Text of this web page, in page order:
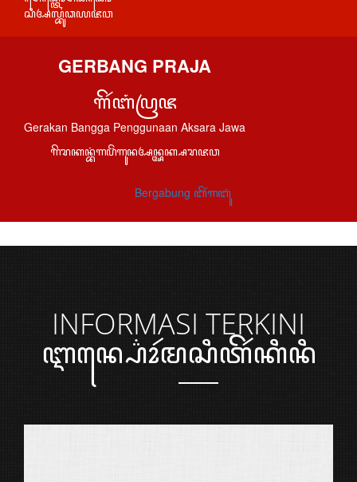
ꦱꦶꦄꦭ꧀ꦧꦸꦣꦪꦗꦮ
GERBANG PRAJA
ꦒꦼꦂꦧꦁꦥꦿꦗ
Gerakan Bangga Penggunaan Aksara Jawa
ꦒꦼꦫꦏꦤ꧀ꦧꦁꦒꦥꦼꦁꦒꦸꦤꦄꦤ꧀ꦄꦏ꧀ꦱꦫꦗꦮ
Bergabung ꦧꦼꦂꦒꦧꦸꦁ
INFORMASI TERKINI
ꦆꦤ꧀ꦥ꦳ꦺꦴꦂꦩꦱꦶꦠꦼꦂꦏꦶꦤꦶ